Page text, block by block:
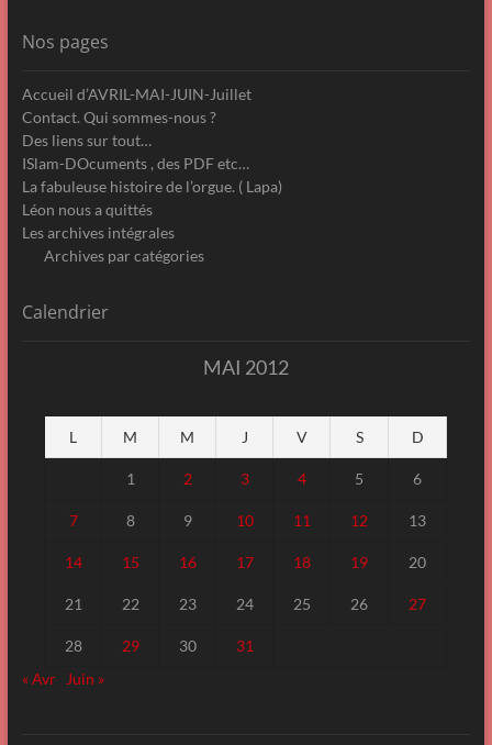
Nos pages
Accueil d’AVRIL-MAI-JUIN-Juillet
Contact. Qui sommes-nous ?
Des liens sur tout…
ISlam-DOcuments , des PDF etc…
La fabuleuse histoire de l’orgue. ( Lapa)
Léon nous a quittés
Les archives intégrales
Archives par catégories
Calendrier
MAI 2012
L M M J V S D
1 2 3 4 5 6
7 8 9 10 11 12 13
14 15 16 17 18 19 20
21 22 23 24 25 26 27
28 29 30
31
« Avr
Juin »